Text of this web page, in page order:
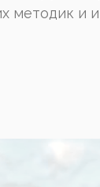
методик и